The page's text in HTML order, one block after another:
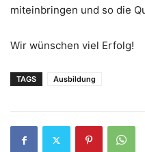
miteinbringen und so die
Wir wünschen viel Erfolg!
TAGS Ausbildung